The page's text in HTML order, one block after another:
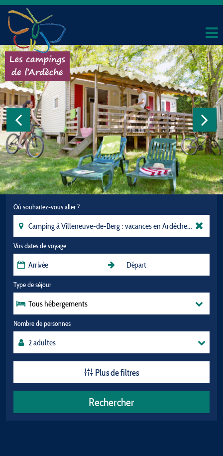
Où souhaitez-vous aller ?
Vos dates de voyage
Type de séjour
Tous hébergements
Nombre de personnes
Rechercher
Plus de filtres